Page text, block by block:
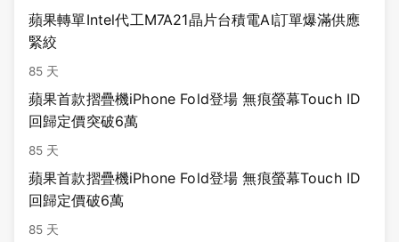
蘋果轉單Intel代工M7A21晶片台積電AI訂單爆滿供應
緊絞
85 天
蘋果首款摺疊機iPhone Fold登場 無痕螢幕Touch ID
回歸定價突破6萬
85 天
蘋果首款摺疊機iPhone Fold登場 無痕螢幕Touch ID
回歸定價破6萬
85 天